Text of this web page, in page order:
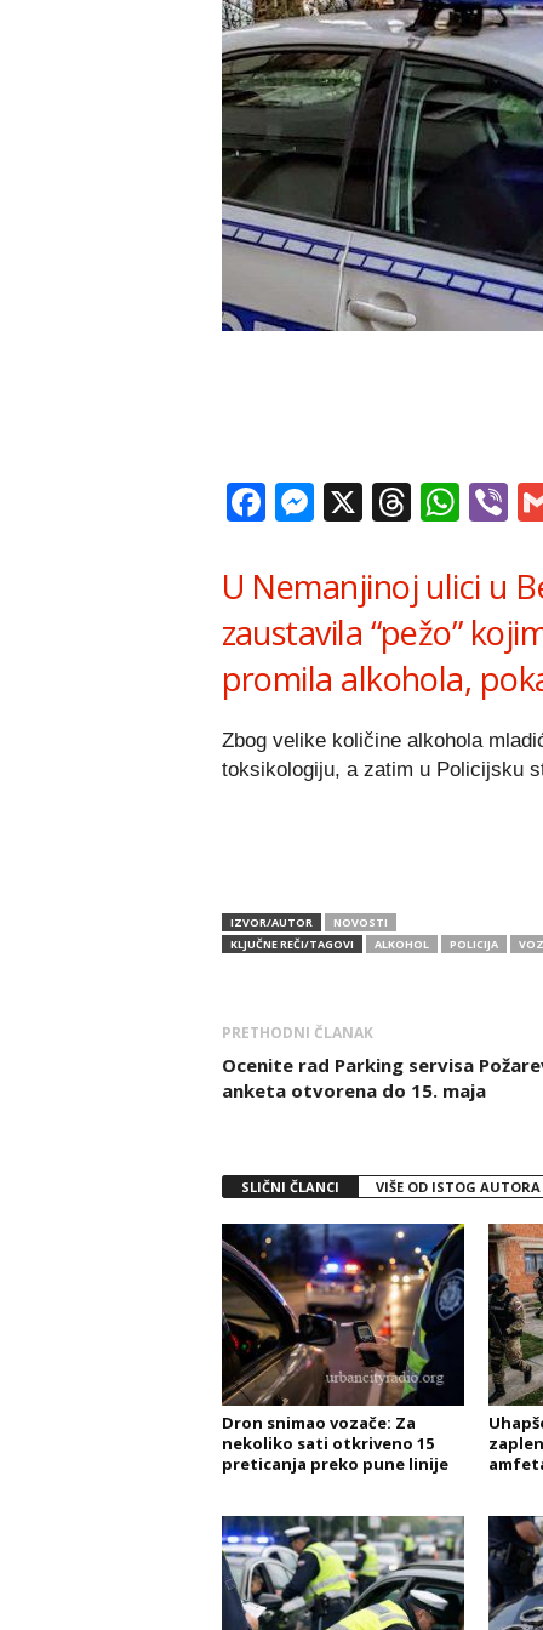
Facebook
Messenger
X
U Nemanjinoj ulici u
zaustavila “pežo”
promila alkohola,
Zbog velike količine alkohola
toksikologiju, a zatim u Policijsku
IZVOR/AUTOR
NOVOSTI
KLJUČNE REČI/TAGOVI
ALKOHOL POLICIJA
PRETHODNI ČLANAK
Ocenite rad Parking servisa
anketa otvorena do 15. maja
SLIČNI ČLANCI VIŠE OD ISTOG AUTORA
Dron snimao vozače: Za
nekoliko sati otkriveno 15
preticanja preko pune linije